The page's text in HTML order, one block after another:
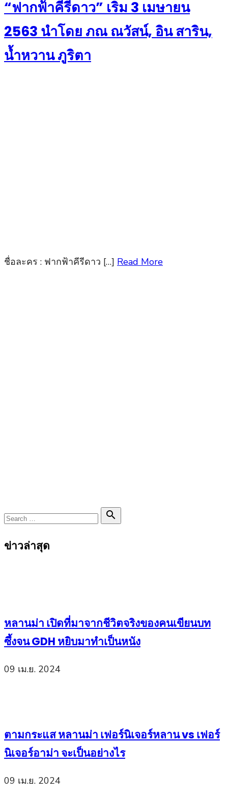
“ฟากฟ้าคีรีดาว” เริ่ม 3 เมษายน
2563 นำโดย ภณ ณวัสน์, อิน สาริน,
น้ำหวาน ภูริตา
ชื่อละคร : ฟากฟ้าคีรีดาว […] Read More
Search

Search
ข่าวล่าสุด
หลานม่า เปิดที่มาจากชีวิตจริงของคนเขียนบท
ซึ้งจน GDH หยิบมาทำเป็นหนัง
09 เม.ย. 2024
ตามกระแส หลานม่า เฟอร์นิเจอร์หลาน vs เฟอร์
นิเจอร์อาม่า จะเป็นอย่างไร
09 เม.ย. 2024